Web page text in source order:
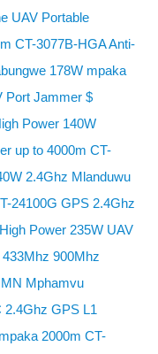
UAV Portable
CT-3077B-HGA Anti-
178W mpaka
Port Jammer $
Power 140W
up to 4000m CT-
2.4Ghz Mlanduwu
24100G GPS 2.4Ghz
Power 235W UAV
900Mhz
Mphamvu
2.4Ghz GPS L1
2000m CT-